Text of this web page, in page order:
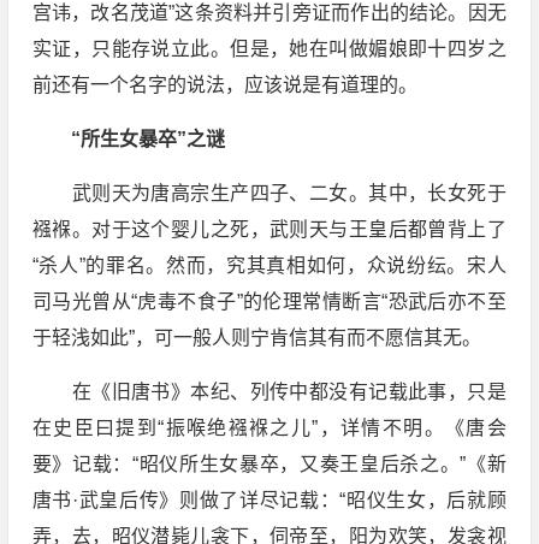
宫讳，改名茂道”这条资料并引旁证而作出的结论。因无
实证，只能存说立此。但是，她在叫做媚娘即十四岁之
前还有一个名字的说法，应该说是有道理的。
“所生女暴卒”之谜
武则天为唐高宗生产四子、二女。其中，长女死于
襁褓。对于这个婴儿之死，武则天与王皇后都曾背上了
“杀人”的罪名。然而，究其真相如何，众说纷纭。宋人
司马光曾从“虎毒不食子”的伦理常情断言“恐武后亦不至
于轻浅如此”，可一般人则宁肯信其有而不愿信其无。
在《旧唐书》本纪、列传中都没有记载此事，只是
在史臣曰提到“振喉绝襁褓之儿”，详情不明。《唐会
要》记载：“昭仪所生女暴卒，又奏王皇后杀之。”《新
唐书·武皇后传》则做了详尽记载：“昭仪生女，后就顾
弄，去，昭仪潜毙儿衾下，伺帝至，阳为欢笑，发衾视